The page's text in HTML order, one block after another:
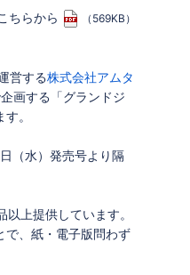
ちらから （569KB）
営する株式会社アムタ
画する「グランドジ
。
（水）発売号より隔
上提供しています。
で、紙・電子版問わず